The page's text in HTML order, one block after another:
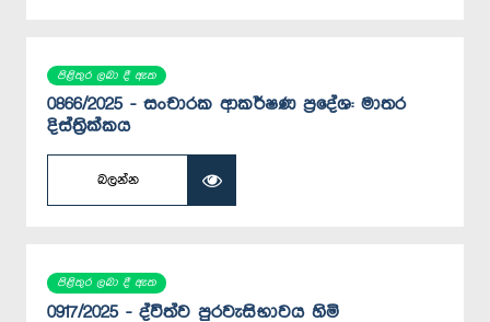
පිළිතුර ලබා දී ඇත
0866/2025 - සංචාරක ආකර්ෂණ ප්‍රදේශ: මාතර
දිස්ත්‍රික්කය
බලන්න
පිළිතුර ලබා දී ඇත
0917/2025 - ද්විත්ව පුරවැසිභාවය හිමි